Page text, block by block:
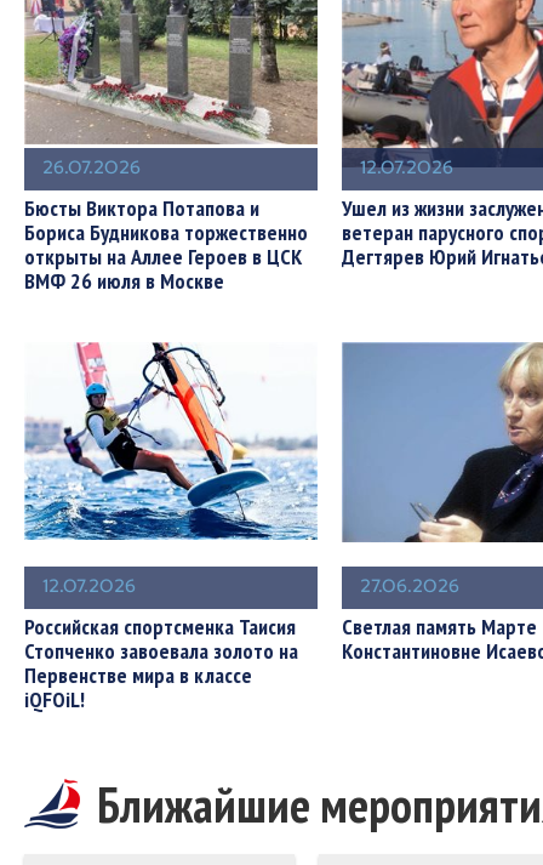
26.07.2026
Бюсты Виктора Потапова и
Бориса Будникова торжественно
открыты на Аллее Героев в ЦСК
ВМФ 26 июля в Москве
12.07.2026
Ушел из жизни
ветеран парусного
Дегтярев Юрий
12.07.2026
Российская спортсменка Таисия
Стопченко завоевала золото на
Первенстве мира в классе
iQFOiL!
27.06.2026
Светлая память Марте
Константиновне
Ближайшие